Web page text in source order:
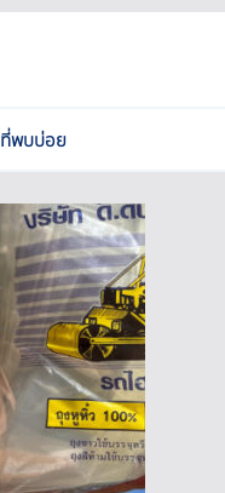
พบบ่อย